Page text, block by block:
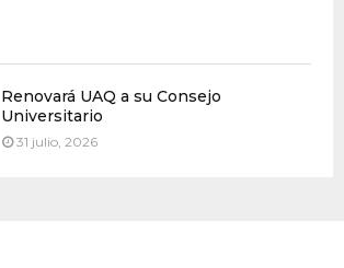
Renovará UAQ a su Consejo
Universitario
31 julio, 2026